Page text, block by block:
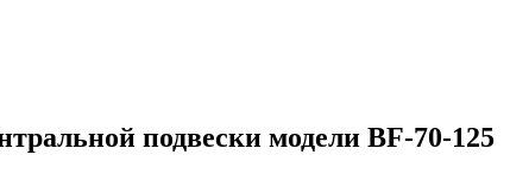
подвески модели BF-70-125